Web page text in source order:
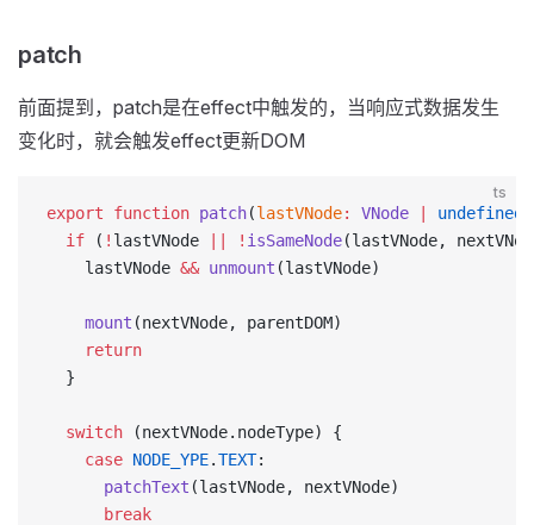
patch
前面提到，patch是在effect中触发的，当响应式数据发生
变化时，就会触发effect更新DOM
ts
export function patch(lastVNode: VNode undefined
  if
( ! lastVNode ! isSameNode(lastVNode,
    lastVNode
&& unmount (lastVNode)
    mount
(nextVNode, parentDOM)
    return
  }
  switch
(nextVNode.nodeType) {
    case
NODE_YPE.TEXT:
      patchText
(lastVNode, nextVNode)
      break